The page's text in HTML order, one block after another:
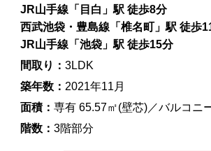
JR山手線「目白」駅 徒歩8分
西武池袋・豊島線「椎名町」駅 徒歩
JR山手線「池袋」駅 徒歩15分
間取り： 3LDK
築年数： 2021年11月
面積： 専有 65.57㎡(壁芯)／バルコニ
階数： 3階部分